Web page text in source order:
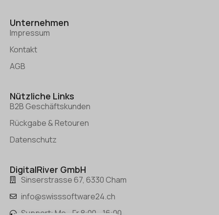
Unternehmen
Impressum
Kontakt
AGB
Nützliche Links
B2B Geschäftskunden
Rückgabe & Retouren
Datenschutz
DigitalRiver GmbH
Sinserstrasse 67, 6330 Cham
info@swisssoftware24.ch